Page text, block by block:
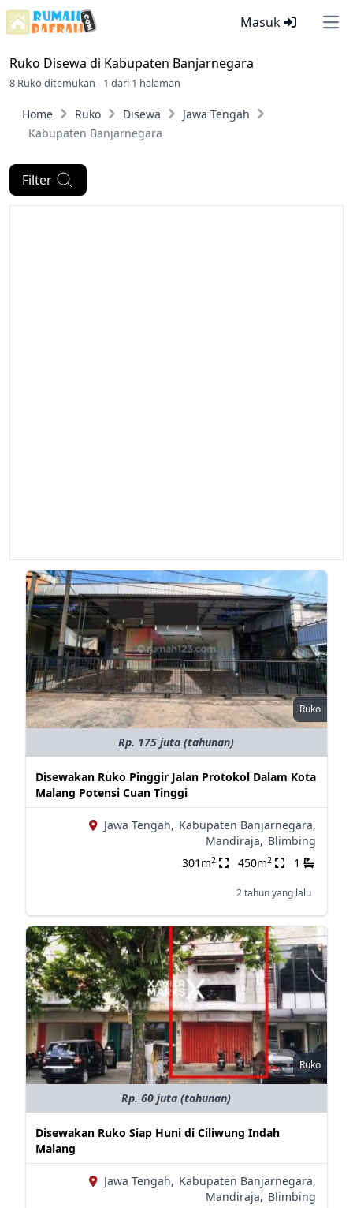
Masuk
Ruko Disewa di Kabupaten Banjarnegara
8 Ruko ditemukan - 1 dari 1 halaman
Home Ruko Disewa
Jawa Tengah
Kabupaten Banjarnegara
Filter
Ruko
Rp. 175 juta (tahunan)
Disewakan Ruko Pinggir Jalan Protokol Dalam Kota
Malang Potensi Cuan Tinggi
Jawa Tengah, Kabupaten Banjarnegara,
Mandiraja, Blimbing
301m2 450m2 1
2 tahun yang lalu
Ruko
Rp. 60 juta (tahunan)
Disewakan Ruko Siap Huni di Ciliwung Indah
Malang
Jawa Tengah, Kabupaten Banjarnegara,
Mandiraja, Blimbing